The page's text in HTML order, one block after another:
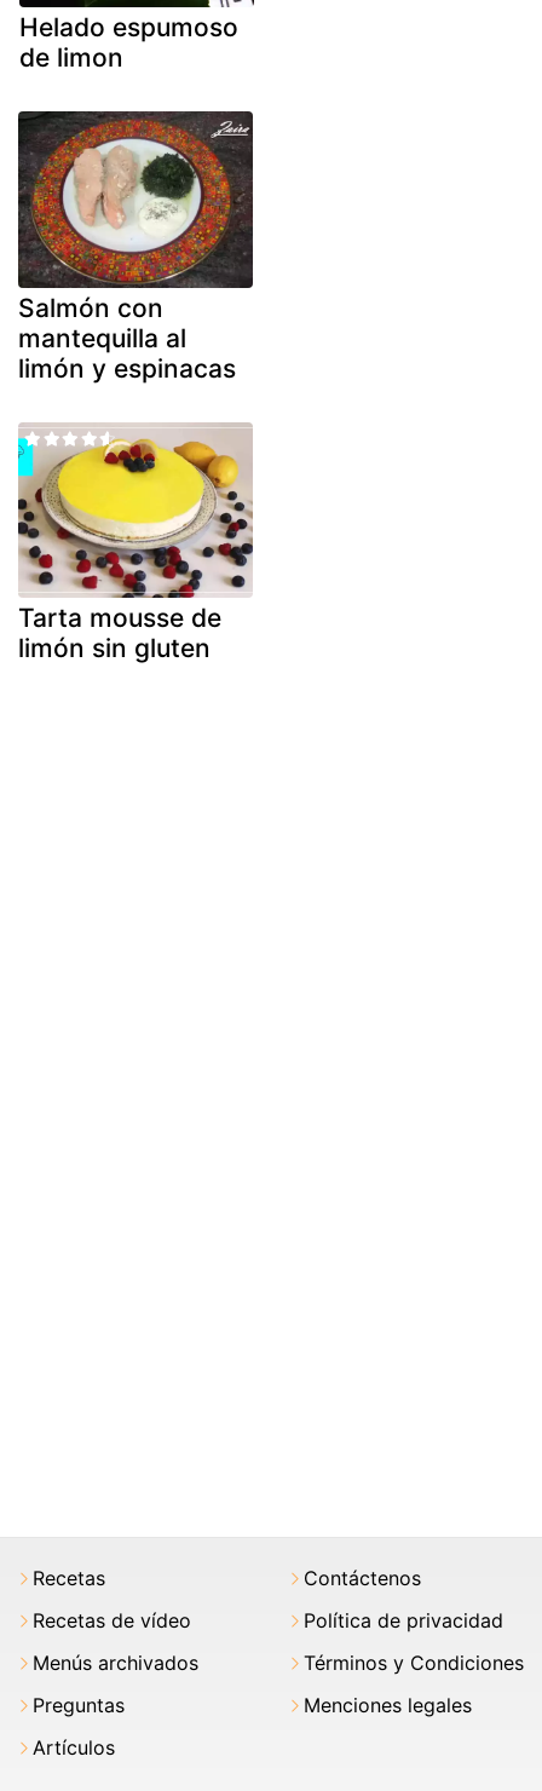
Helado espumoso
de limon
Salmón con
mantequilla al
limón y espinacas
Tarta mousse de
limón sin gluten
Recetas
Recetas de vídeo
Menús archivados
Preguntas
Artículos
Contáctenos
Política de privacidad
Términos y Condiciones
Menciones legales